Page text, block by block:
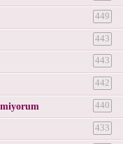
449
443
443
442
440
433